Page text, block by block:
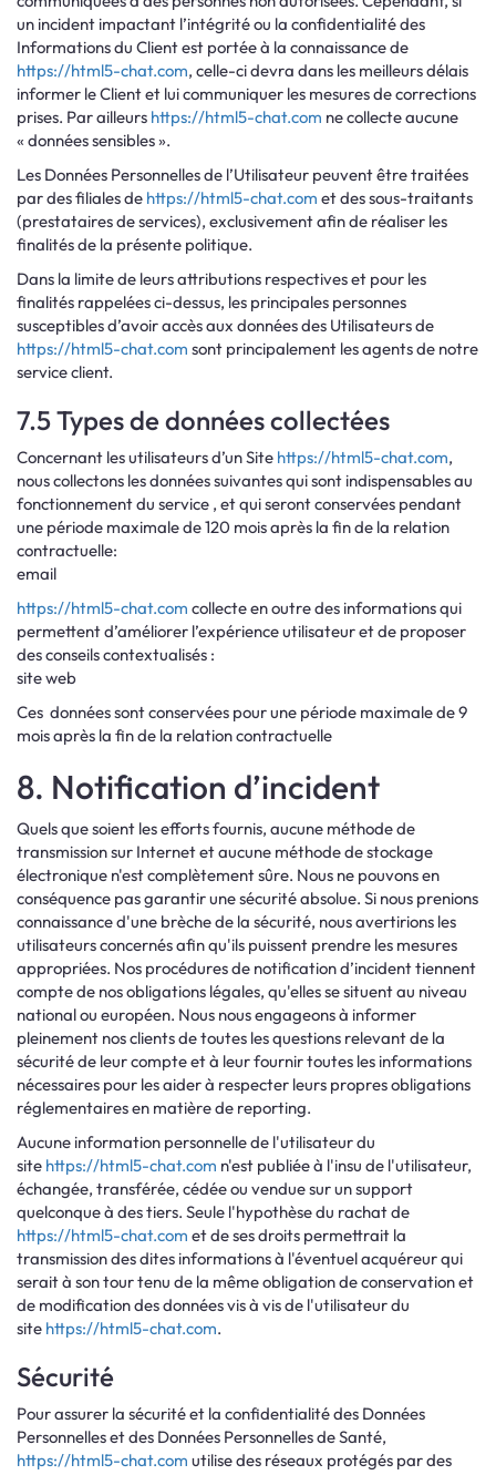
un incident impactant l’intégrité ou la confidentialité des
Informations du Client est portée à la connaissance de
https://html5-chat.com, celle-ci devra dans les meilleurs délais
informer le Client et lui communiquer les mesures de corrections
prises. Par ailleurs https://html5-chat.com ne collecte aucune
« données sensibles ».
Les Données Personnelles de l’Utilisateur peuvent être traitées
par des filiales de https://html5-chat.com et des sous-traitants
(prestataires de services), exclusivement afin de réaliser les
finalités de la présente politique.
Dans la limite de leurs attributions respectives et pour les
finalités rappelées ci-dessus, les principales personnes
susceptibles d’avoir accès aux données des Utilisateurs de
https://html5-chat.com sont principalement les agents de notre
service client.
7.5 Types de données collectées
Concernant les utilisateurs d’un Site https://html5-chat.com,
nous collectons les données suivantes qui sont indispensables au
fonctionnement du service , et qui seront conservées pendant
une période maximale de 120 mois après la fin de la relation
contractuelle:
email
https://html5-chat.com collecte en outre des informations qui
permettent d’améliorer l’expérience utilisateur et de proposer
des conseils contextualisés :
site web
Ces données sont conservées pour une période maximale de 9
mois après la fin de la relation contractuelle
8. Notification d’incident
Quels que soient les efforts fournis, aucune méthode de
transmission sur Internet et aucune méthode de stockage
électronique n'est complètement sûre. Nous ne pouvons en
conséquence pas garantir une sécurité absolue. Si nous prenions
connaissance d'une brèche de la sécurité, nous avertirions les
utilisateurs concernés afin qu'ils puissent prendre les mesures
appropriées. Nos procédures de notification d’incident tiennent
compte de nos obligations légales, qu'elles se situent au niveau
national ou européen. Nous nous engageons à informer
pleinement nos clients de toutes les questions relevant de la
sécurité de leur compte et à leur fournir toutes les informations
nécessaires pour les aider à respecter leurs propres obligations
réglementaires en matière de reporting.
Aucune information personnelle de l'utilisateur du
site https://html5-chat.com n'est publiée à l'insu de l'utilisateur,
échangée, transférée, cédée ou vendue sur un support
quelconque à des tiers. Seule l'hypothèse du rachat de
https://html5-chat.com et de ses droits permettrait la
transmission des dites informations à l'éventuel acquéreur qui
serait à son tour tenu de la même obligation de conservation et
de modification des données vis à vis de l'utilisateur du
site https://html5-chat.com.
Sécurité
Pour assurer la sécurité et la confidentialité des Données
Personnelles et des Données Personnelles de Santé,
https://html5-chat.com utilise des réseaux protégés par des